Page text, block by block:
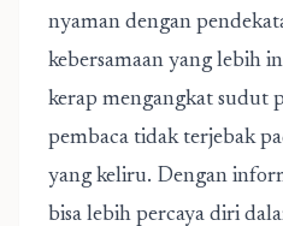
nyaman dengan
kebersamaan yang lebih
kerap mengangkat sudut
pembaca tidak terjebak
yang keliru. Dengan
bisa lebih percaya diri